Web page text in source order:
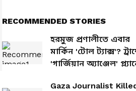
RECOMMENDED STORIES
হরমুজ প্রণালীতে এবার
মার্কিন 'টোল ট্যাক্স'?
'গার্জিয়ান অ্যাঞ্জেল'
Gaza Journalist